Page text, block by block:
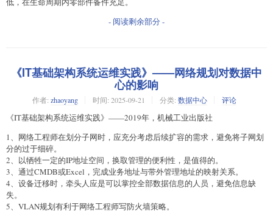
- 阅读剩余部分 -
《IT基础架构系统运维实践》——网络规划对数据中
心的影响
作者: zhaoyang 时间: 2025-09-21 分类: 数据中心 评论
《IT基础架构系统运维实践》——2019年，机械工业出版社
1、网络工程师在划分子网时，应充分考虑后续扩容的需求，避免将子网划
分的过于细碎。
2、以牺牲一定的IP地址空间，换取管理的便利性，是值得的。
3、通过CMDB或Excel，完成业务地址与带外管理地址的映射关系。
4、设备迁移时，牵头人应是可以掌控全部数据信息的人员，避免信息缺
失。
5、VLAN规划有利于网络工程师写防火墙策略。